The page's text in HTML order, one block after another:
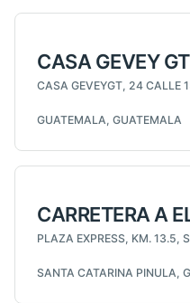
CASA GEVEY
CASA GEVEYGT, 24 CALLE
GUATEMALA, GUATEMALA
CARRETERA A
PLAZA EXPRESS, KM. 13.5,
SANTA CATARINA PINULA,